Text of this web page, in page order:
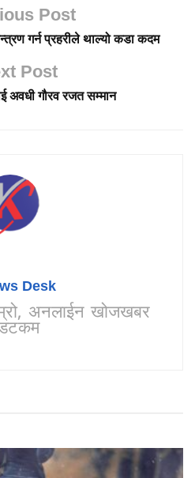
Post
गर्न प्रहरीले थाल्यो कडा कदम
Post
अवधी गौरव रजत सम्मान
Desk
अनलाईन खोजखबर